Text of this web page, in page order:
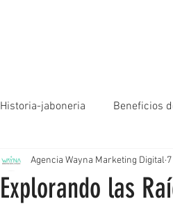
Historia-jaboneria Beneficios
Explorando las
Agencia Wayna Marketing Digital